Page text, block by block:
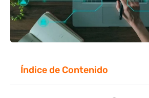
Índice de Contenido